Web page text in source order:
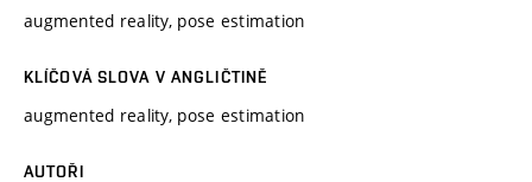
augmented reality, pose estimation
KLÍČOVÁ SLOVA V ANGLIČTINĚ
augmented reality, pose estimation
AUTOŘI